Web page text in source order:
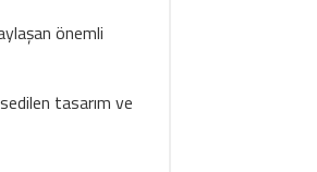
önemli
tasarım ve